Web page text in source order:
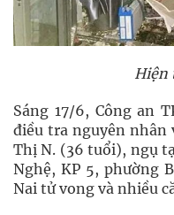
Hiện
Sáng 17/6, Công an
điều tra nguyên nhân
Thị N. (36 tuổi), ngụ
Nghệ, KP 5, phường
Nai tử vong và nhiều